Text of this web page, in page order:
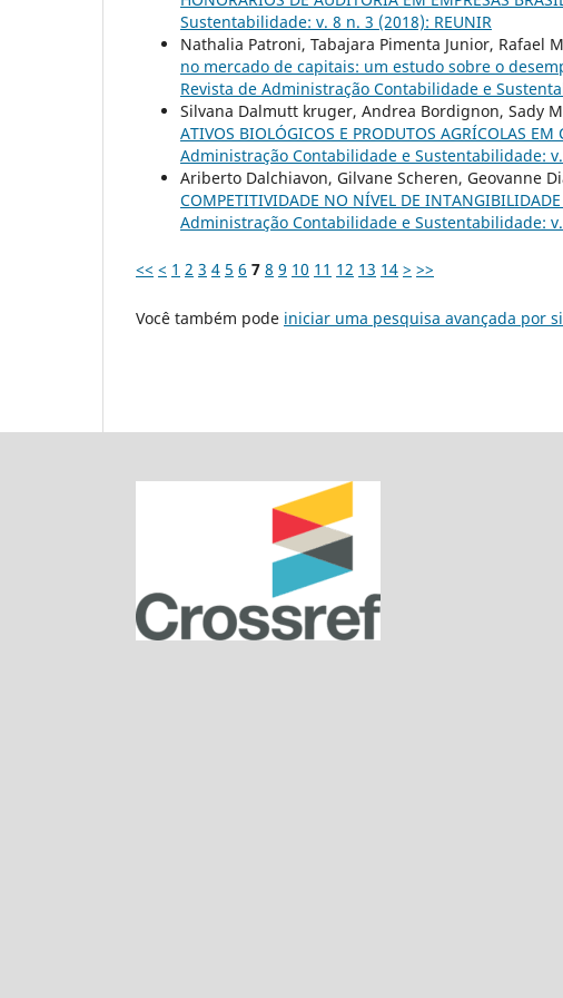
Sustentabilidade: v. 8 n. 3 (2018): REUNIR
Nathalia Patroni, Tabajara Pimenta Junior, Rafael
no mercado de capitais: um estudo sobre o
Revista de Administração Contabilidade e
Silvana Dalmutt kruger, Andrea Bordignon, Sady
ATIVOS BIOLÓGICOS E PRODUTOS AGRÍCOLAS
Administração Contabilidade e Sustentabilidade: v.
Ariberto Dalchiavon, Gilvane Scheren, Geovanne
COMPETITIVIDADE NO NÍVEL DE
Administração Contabilidade e Sustentabilidade: v.
<< < 1 2 3 4 5 6 7 8 9 10 11 12 13 14 > >>
Você também pode iniciar uma pesquisa avançada por